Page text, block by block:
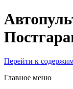
Перейти к
Главное меню